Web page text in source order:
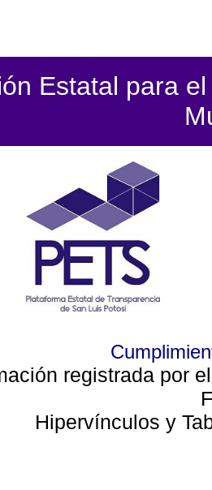
Estatal para
registrada por
Hipervínculos y